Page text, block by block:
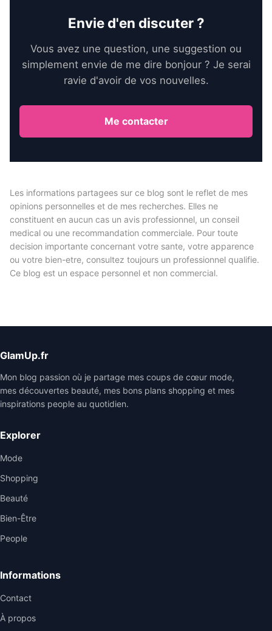
Envie d'en discuter ?
Vous avez une question, une suggestion ou
simplement envie de me dire bonjour ? Je serai
ravie d'avoir de vos nouvelles.
Me contacter
Les informations partagees sur ce blog sont le reflet de mes
opinions personnelles et de mes recherches. Elles ne
constituent en aucun cas un avis professionnel, un conseil
medical ou une recommandation commerciale. Pour toute
decision importante concernant votre sante, votre apparence
ou votre bien-etre, consultez toujours un professionnel qualifie.
Ce blog est un espace personnel et non commercial.
GlamUp.fr
Mon blog passion où je partage mes coups de cœur mode,
mes découvertes beauté, mes bons plans shopping et mes
inspirations people au quotidien.
Explorer
Mode
Shopping
Beauté
Bien-Être
People
Informations
Contact
À propos